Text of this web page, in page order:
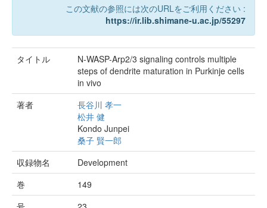
この文献の参照には次のURLをご利用ください :
https://ir.lib.shimane-u.ac.jp/55297
タイトル
N-WASP-Arp2/3 signaling controls multiple
steps of dendrite maturation in Purkinje cells
in vivo
著者
長谷川 孝一
松井 健
Kondo Junpei
桑子 賢一郎
収録物名
Development
巻
149